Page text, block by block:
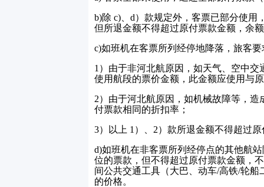
b)除 c) d）款规定外，客票已部分使用
但所退金额不得超过原付票款金额，余
c)如班机在客票所列经停地降落，旅客要
1 ）由于非河北航原因，如天气、空中
使用航段的票价金额，此金额应使用与
2）由于河北航原因，如机械故障等，
付票款相同的折扣率；
3）以上 1 ）、 2）款所退金额不得超过
d)如班机在非客票所列经停点的其他航
位的票款，但不得超过原付票款金额，
间公共交通工具（大巴、动车/高铁/轮船
的价格。